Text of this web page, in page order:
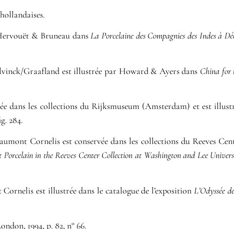
& Bruneau dansLa Porcelaine des Compagnies des Indes à
Graafland est illustrée par Howard & Ayers dans China for
dans les collections du Rijksmuseum (Amsterdam) et est
284.
Cornelis est conservée dans les collections du Reeves
Porcelain in the Reeves Center Collection at Washington and Lee
est illustrée dans le catalogue de l’exposition L’Odyssée
1994, p. 82, n° 66.